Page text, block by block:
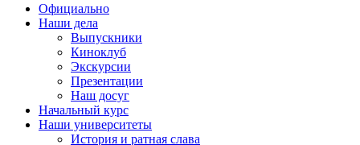
Официально
Наши дела
Выпускники
Киноклуб
Экскурсии
Презентации
Наш досуг
Начальный курс
Наши университеты
История и ратная слава